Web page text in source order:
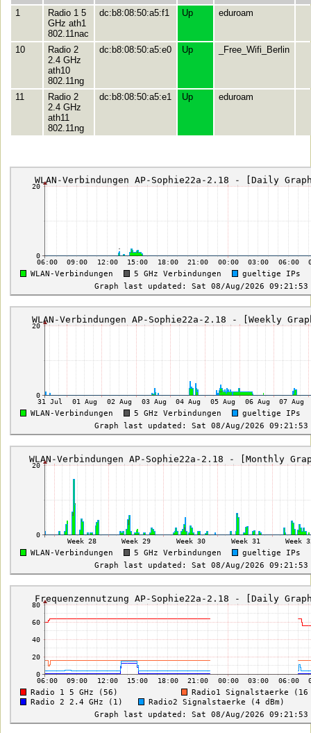
1
Radio 1 5
GHz ath1
802.11nac
dc:b8:08:50:a5:f1 Up eduroam
10
Radio 2
2.4 GHz
ath10
802.11ng
dc:b8:08:50:a5:e0 Up _Free_Wifi_Berlin
11
Radio 2
2.4 GHz
ath11
802.11ng
dc:b8:08:50:a5:e1 Up eduroam